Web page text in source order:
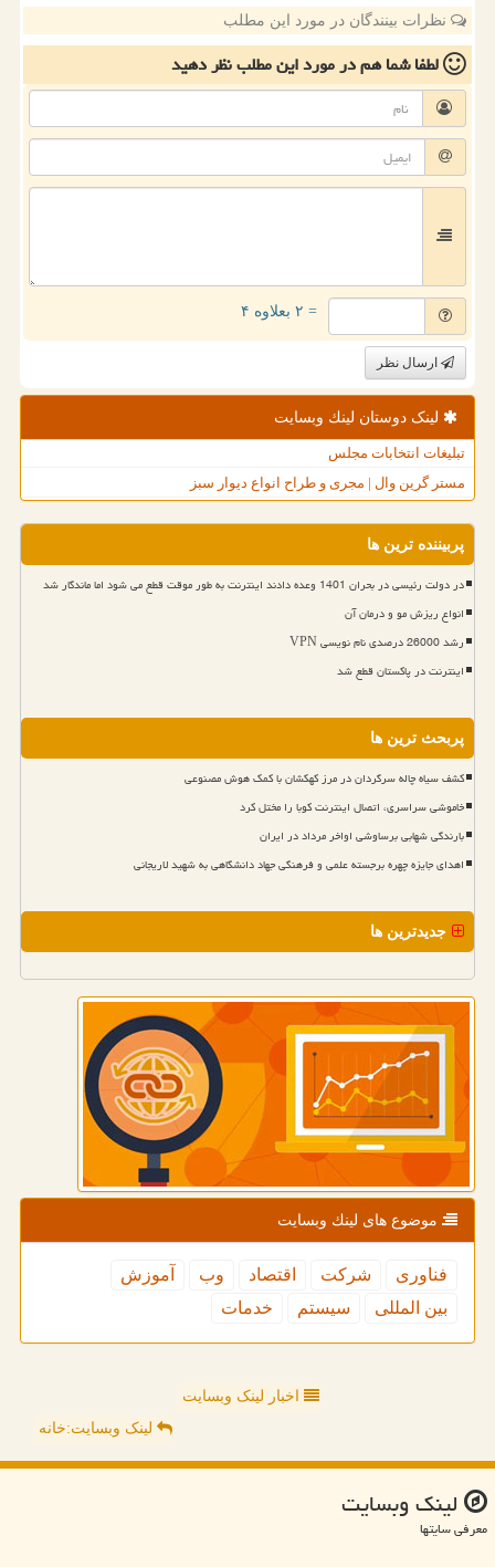
نظرات بینندگان در مورد این مطلب
لطفا شما همدر مورد این مطلبنظر دهید
= ۲ بعلاوه ۴
ارسال نظر
لینک دوستان لینك وبسایت
تبلیغات انتخابات مجلس
مستر گرین وال | مجری و طراح انواع دیوار سبز
پربیننده ترین ها
در دولت رئیسی در بحران 1401 وعده دادند اینترنت به طور موقت قطع می شود اما ماندگار شد
انواع ریزش مو و درمان آن
رشد 26000 درصدی نام نویسی VPN
اینترنت در پاکستان قطع شد
پربحث ترین ها
کشف سیاه چاله سرگردان در مرز کهکشان با کمک هوش مصنوعی
خاموشی سراسری، اتصال اینترنت کوبا را مختل کرد
بارندگی شهابی برساوشی اواخر مرداد در ایران
اهدای جایزه چهره برجسته علمی و فرهنگی جهاد دانشگاهی به شهید لاریجانی
جدیدترین ها
موضوع های لینك وبسایت
فناوری شركت اقتصاد وب
آموزش
بین المللی
سیستم خدمات
اخبار لینک وبسایت
لینک وبسایت:خانه
لینك وبسایت
معرفی سایتها